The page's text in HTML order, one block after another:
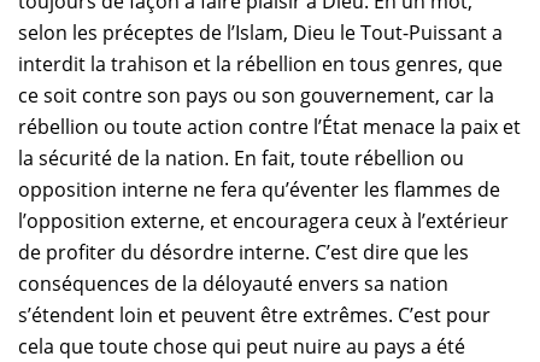
selon les préceptes de l’Islam, Dieu le Tout-Puissant a
interdit la trahison et la rébellion en tous genres, que
ce soit contre son pays ou son gouvernement, car la
rébellion ou toute action contre l’État menace la paix et
la sécurité de la nation. En fait, toute rébellion ou
opposition interne ne fera qu’éventer les flammes de
l’opposition externe, et encouragera ceux à l’extérieur
de profiter du désordre interne. C’est dire que les
conséquences de la déloyauté envers sa nation
s’étendent loin et peuvent être extrêmes. C’est pour
cela que toute chose qui peut nuire au pays a été